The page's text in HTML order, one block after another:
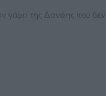
γάμο της Δανάης που δεν